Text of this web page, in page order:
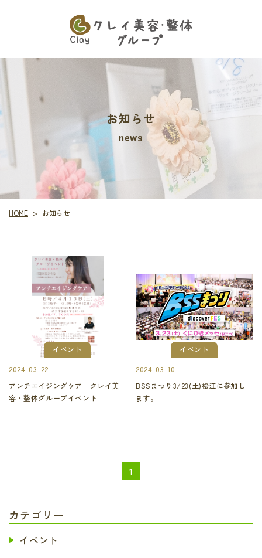
お知らせ
news
HOME > お知らせ
イベント
2024-03-22
アンチエイジングケア クレイ美
容・整体グループイベント
イベント
2024-03-10
BSSまつり3/23(土)松江に参加し
ます。
1
カテゴリー
イベント